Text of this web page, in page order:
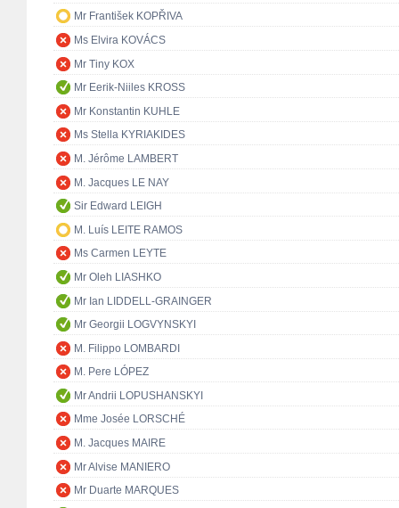
Mr František KOPŘIVA
Ms Elvira KOVÁCS
Mr Tiny KOX
Mr Eerik-Niiles KROSS
Mr Konstantin KUHLE
Ms Stella KYRIAKIDES
M. Jérôme LAMBERT
M. Jacques LE NAY
Sir Edward LEIGH
M. Luís LEITE RAMOS
Ms Carmen LEYTE
Mr Oleh LIASHKO
Mr Ian LIDDELL-GRAINGER
Mr Georgii LOGVYNSKYI
M. Filippo LOMBARDI
M. Pere LÓPEZ
Mr Andrii LOPUSHANSKYI
Mme Josée LORSCHÉ
M. Jacques MAIRE
Mr Alvise MANIERO
Mr Duarte MARQUES